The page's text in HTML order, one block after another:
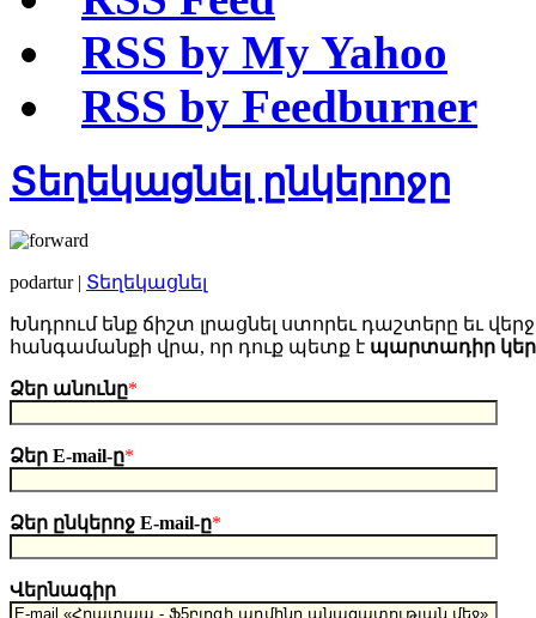
RSS by My Yahoo
RSS by Feedburner
Տեղեկացնել ընկերոջը
podartur | Տեղեկացնել
Խնդրում ենք ճիշտ լրացնել ստորեւ դաշտերը եւ
հանգամանքի վրա, որ դուք պետք է պարտադիր
Ձեր անունը*
Ձեր E-mail-ը*
Ձեր ընկերոջ E-mail-ը*
Վերնագիր